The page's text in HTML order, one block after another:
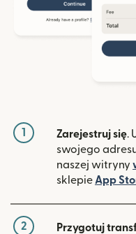
1 Zarejestruj się.
swojego
naszej witryny
sklepie App
2 Przygotuj